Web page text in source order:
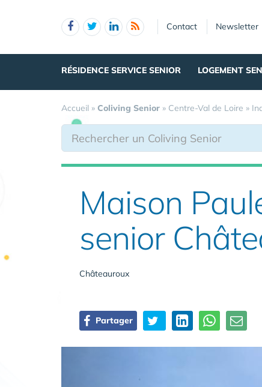
Contact Newsletter
RÉSIDENCE SERVICE SENIOR LOGEMENT
Accueil » Coliving Senior » Centre-Val de Loire »
Maison
senior
Châteauroux
Partager